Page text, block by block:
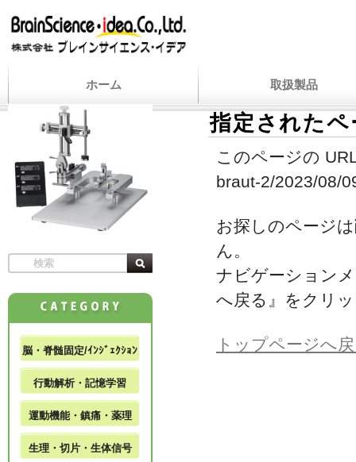
ホーム 取扱製品
指定された
このページの
braut-2/2023/08/
お探しのページ
ん。
ナビゲーション
へ戻る』をクリ
トップページへ
脳・脊髄固定/ｲﾝｼﾞｪｸｼｮﾝ
行動解析・記憶学習
運動機能・鎮痛・薬理
生理・切片・生体信号